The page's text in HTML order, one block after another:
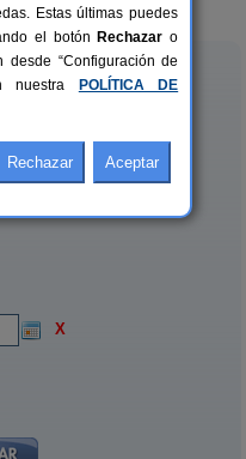
X
Estas últimas puedes
el botón Rechazar o
desde “Configuración de
nuestra
POLÍTICA DE